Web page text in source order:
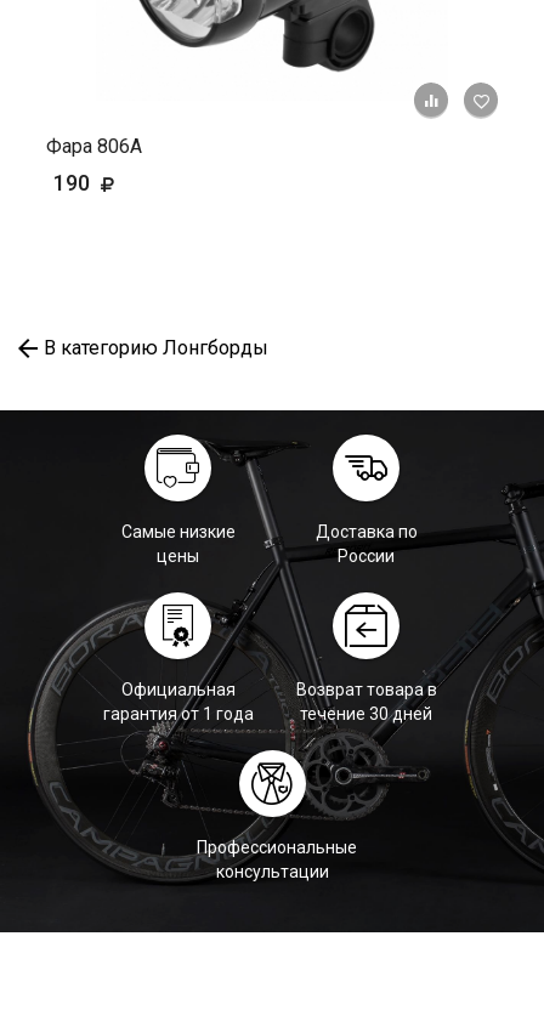
+ К
Фара 806А
190
В категорию Лонгборды
Самые низкие
цены
Доставка по
России
Официальная
гарантия от 1 года
Возврат товара в
течение 30 дней
Профессиональные
консультации